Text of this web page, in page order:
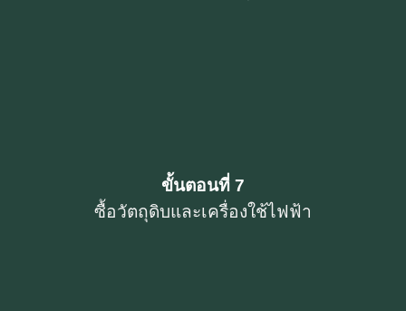
ขั้นตอนที่ 7
ซื้อวัตถุดิบและเครื่องใช้ไฟฟ้า